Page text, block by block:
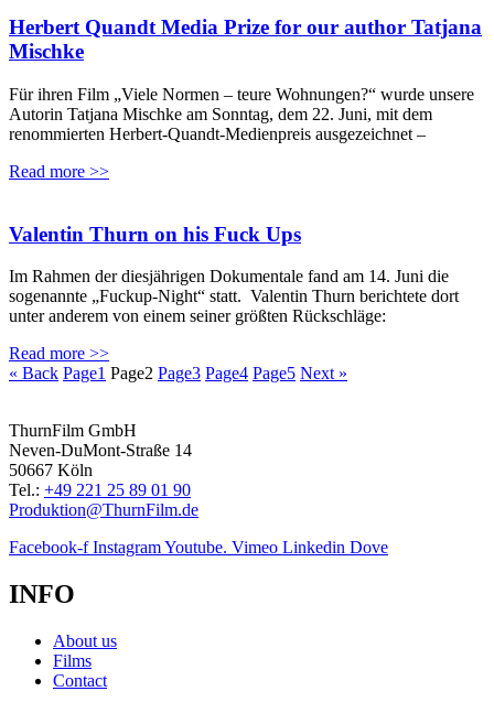
Herbert Quandt Media Prize for our author Tatjana
Mischke
Für ihren Film „Viele Normen – teure Wohnungen?“ wurde unsere
Autorin Tatjana Mischke am Sonntag, dem 22. Juni, mit dem
renommierten Herbert-Quandt-Medienpreis ausgezeichnet –
Read more >>
Valentin Thurn on his Fuck Ups
Im Rahmen der diesjährigen Dokumentale fand am 14. Juni die
sogenannte „Fuckup-Night“ statt. Valentin Thurn berichtete dort
unter anderem von einem seiner größten Rückschläge:
Read more >>
« Back Page1 Page2 Page3 Page4 Page5 Next »
ThurnFilm GmbH
Neven-DuMont-Straße 14
50667 Köln
Tel.: +49 221 25 89 01 90
Produktion@ThurnFilm.de
Facebook-f InstagramYoutube. Vimeo Linkedin Dove
INFO
About us
Films
Contact